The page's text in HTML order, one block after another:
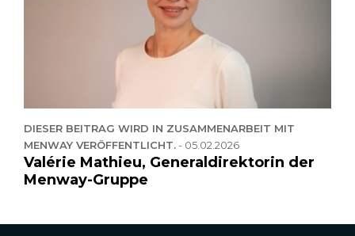
DIESER BEITRAG WIRD IN ZUSAMMENARBEIT MIT
MENWAY VERÖFFENTLICHT.- 05.02.2026
Valérie Mathieu, Generaldirektorin der
Menway-Gruppe